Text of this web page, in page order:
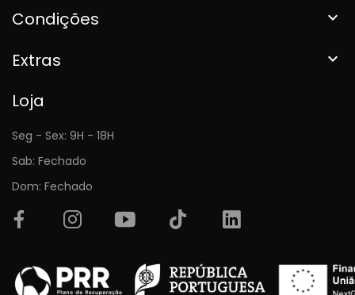
Condições 
Extras 
Loja
Seg - Sex: 9H - 18H
Sab: Fechado
Dom: Fechado